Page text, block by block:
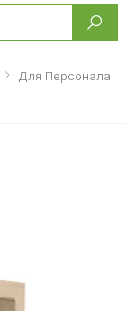
Для Персонала